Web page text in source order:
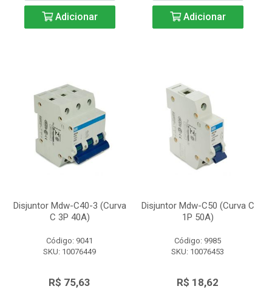
Adicionar Adicionar
Disjuntor Mdw-C40-3 (Curva
C 3P 40A)
Código: 9041
SKU: 10076449
R$ 75,63
Disjuntor Mdw-C50 (Curva C
1P 50A)
Código: 9985
SKU: 10076453
R$ 18,62